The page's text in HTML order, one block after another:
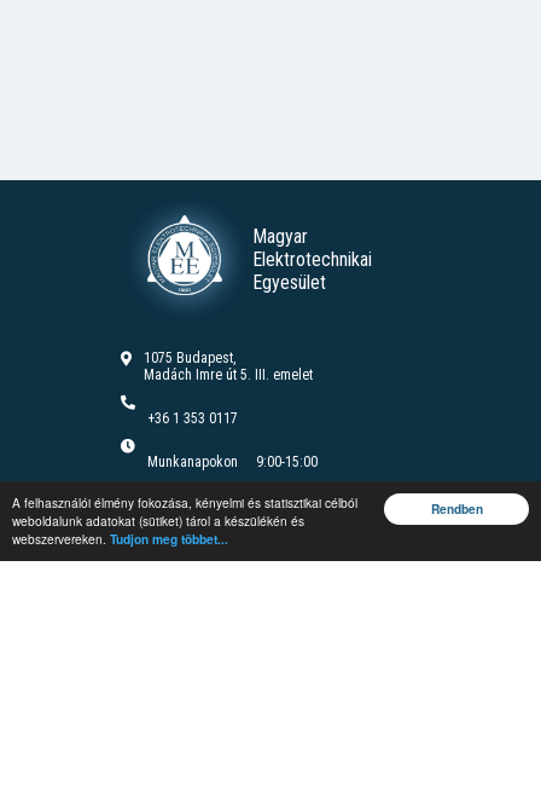
Rendben
A felhasználói élmény fokozása, kényelmi és statisztikai célból
weboldalunk adatokat (sütiket) tárol a készülékén és
webszervereken. Tudjon meg többet...
Magyar
Elektrotechnikai
Egyesület
1075 Budapest,
Madách Imre út 5. III. emelet
+36 1 353 0117
Munkanapokon
9:00-15:00
Felnőttképzési nyilvántartási szám B/2020/000166
Felnőttképzési engedély száma: E/2020/000085